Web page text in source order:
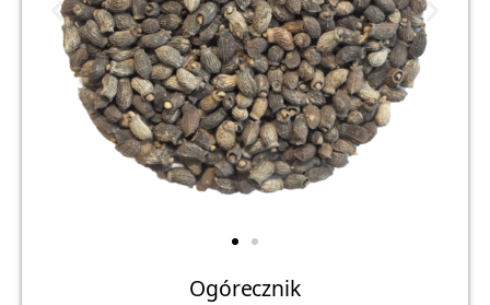
Ogórecznik